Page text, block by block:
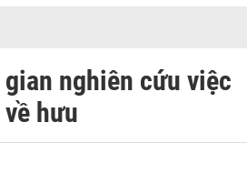
nghiên cứu việc
hưu